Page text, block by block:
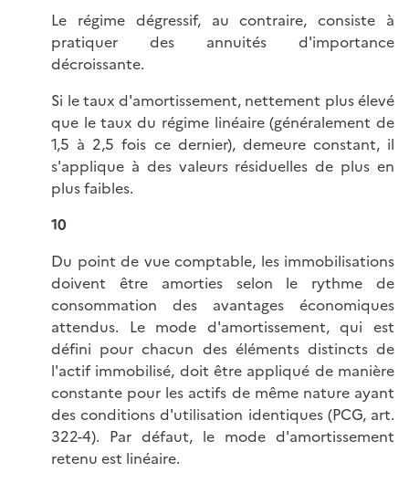
Le régime dégressif, au contraire, consiste à
pratiquer des annuités d'importance
décroissante.
Si le taux d'amortissement, nettement plus élevé
que le taux du régime linéaire (généralement de
1,5 à 2,5 fois ce dernier), demeure constant, il
s'applique à des valeurs résiduelles de plus en
plus faibles.
10
Du point de vue comptable, les immobilisations
doivent être amorties selon le rythme de
consommation des avantages économiques
attendus. Le mode d'amortissement, qui est
défini pour chacun des éléments distincts de
l'actif immobilisé, doit être appliqué de manière
constante pour les actifs de même nature ayant
des conditions d'utilisation identiques (PCG, art.
322-4). Par défaut, le mode d'amortissement
retenu est linéaire.